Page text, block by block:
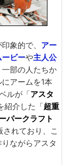
象的で、 アー
ビーや主人公
部の人たちか
アームを1本
ルが「アスタ
紹介した「超重
パークラフト
されており、こ
ながらアスタ